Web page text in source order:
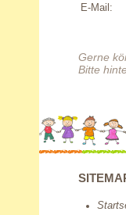
E-Mail:
Gerne
Bitte